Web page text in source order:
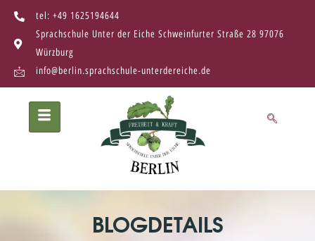
tel: +49 1625194644
Sprachschule Unter der Eiche Schweinfurter Straße 28 97076
Würzburg
info@berlin.sprachschule-unterdereiche.de
BLOGDETAILS